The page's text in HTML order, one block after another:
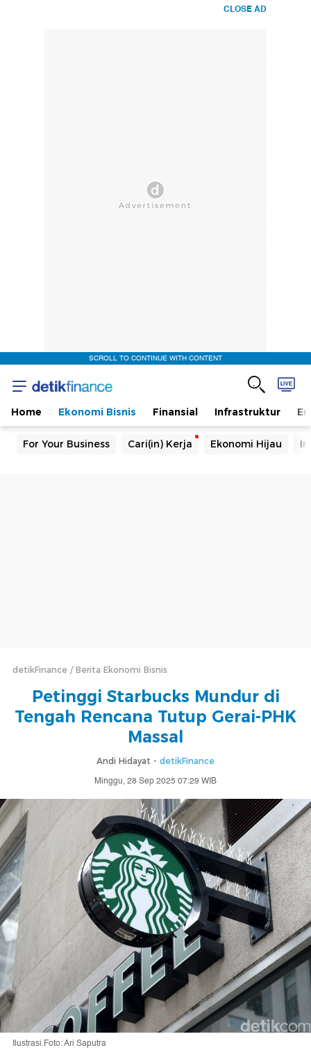
CLOSE AD
SCROLL TO CONTINUE WITH CONTENT
Home Ekonomi Bisnis Finansial Infrastruktur
For Your Business Cari(in) Kerja Ekonomi Hijau
detikFinance Berita Ekonomi Bisnis
Petinggi Starbucks Mundur di
Tengah Rencana Tutup Gerai-PHK
Massal
Andi Hidayat - detikFinance
Minggu, 28 Sep 2025 07:29 WIB
Ilustrasi.Foto: Ari Saputra